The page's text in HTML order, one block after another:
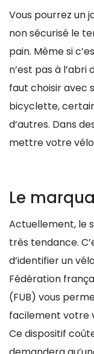
Vous pourrez un
non sécurisé le
pain. Même si
n’est pas à l’abri
faut choisir avec
bicyclette,
d’autres. Dans
mettre votre vélo
Le
Actuellement, le
très tendance.
d’identifier un
Fédération
(FUB) vous
facilement votre
Ce dispositif